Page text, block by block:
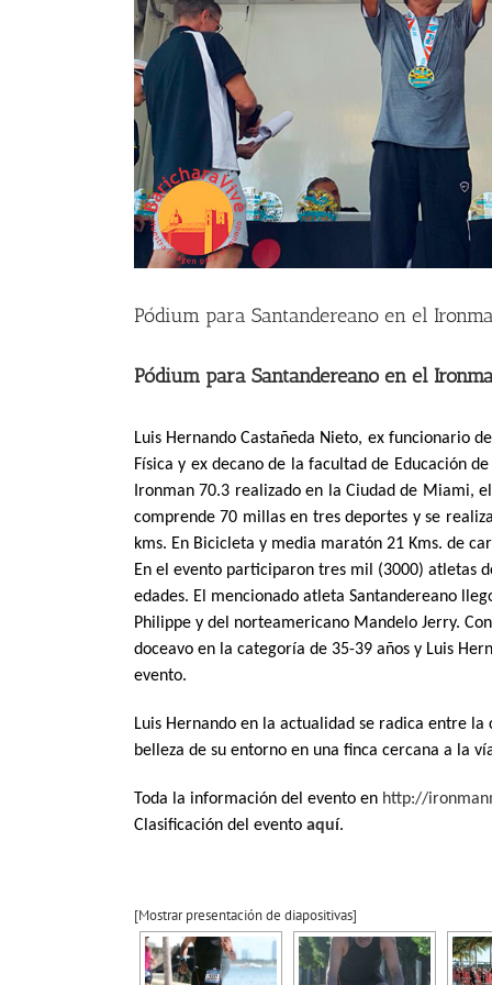
Pódium para Santandereano en el
Pódium para Santandereano en el
Luis Hernando Castañeda Nieto, ex funcionario
Física y ex decano de la facultad de Educación
Ironman 70.3 realizado en la Ciudad de Miami,
comprende 70 millas en tres deportes y se
kms. En Bicicleta y media maratón 21 Kms. de
En el evento participaron tres mil (3000) atletas
edades. El mencionado atleta Santandereano
Philippe y del norteamericano Mandelo Jerry.
doceavo en la categoría de 35-39 años y Luis
evento.
Luis Hernando en la actualidad se radica entre
belleza de su entorno en una finca cercana a la
Toda la información del evento en http://
Clasificación del evento aquí.
[Mostrar presentación de diapositivas]